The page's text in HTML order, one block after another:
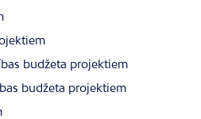
budžeta projektiem
budžeta projektiem